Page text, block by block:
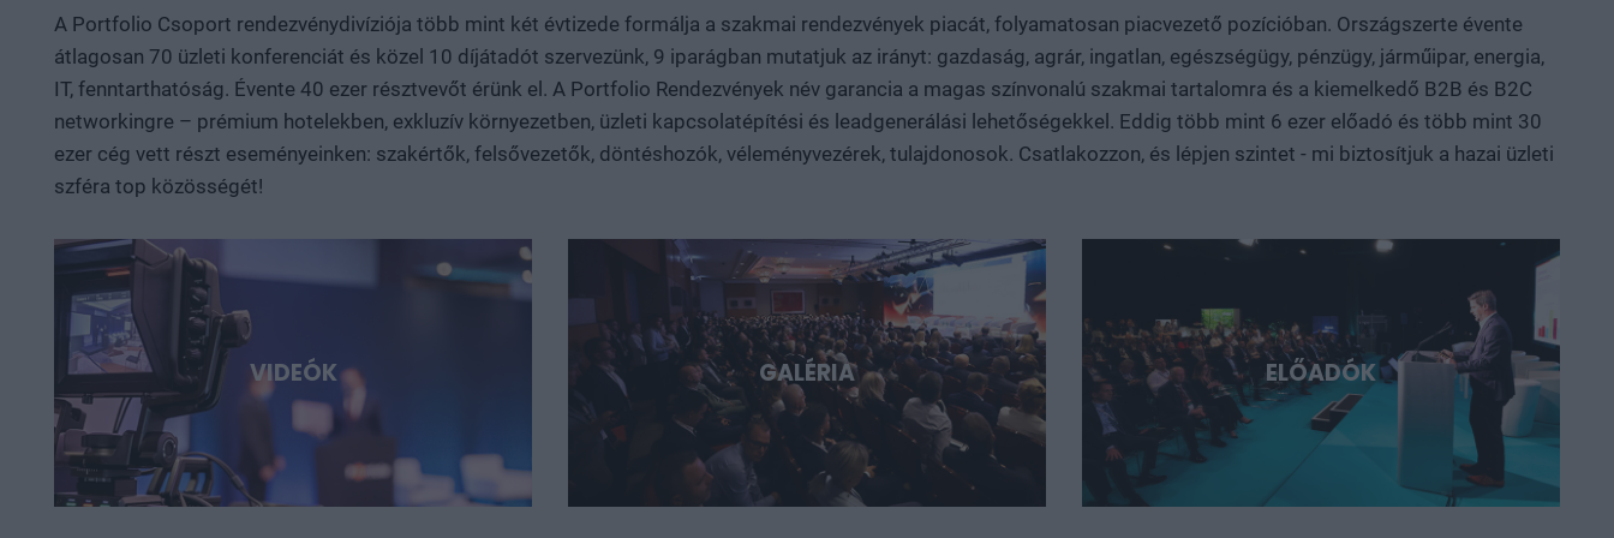
robotikáról, a biotech- és medtech-megoldásokról, az energiatárolásról, az új anyagokról, valamint az űripari, védelmi
és dual-use fejlesztésekről. Konkrét esettanulmányokon keresztül mutatjuk meg, hol körvonalazódnak a következő
nagy technológiai lehetőségek, és milyen szerepet vállalhat bennük Magyarország és a régió. Deep Tech 2026.
Döntéshozói fórum azoknak, akik időben akarnak bekapcsolódni, a következő évtizedek legfontosabb technológiai
sztorijaiba.
A Portfolio Csoport rendezvénydivíziója több mint két évtizede formálja a szakmai rendezvények piacát, folyamatosan piacvezető pozícióban. Országszerte évente
átlagosan 70 üzleti konferenciát és közel 10 díjátadót szervezünk, 9 iparágban mutatjuk az irányt: gazdaság, agrár, ingatlan, egészségügy, pénzügy, járműipar, energia,
IT, fenntarthatóság. Évente 40 ezer résztvevőt érünk el. A Portfolio Rendezvények név garancia a magas színvonalú szakmai tartalomra és a kiemelkedő B2B és B2C
networkingre – prémium hotelekben, exkluzív környezetben, üzleti kapcsolatépítési és leadgenerálási lehetőségekkel. Eddig több mint 6 ezer előadó és több mint 30
ezer cég vett részt eseményeinken: szakértők, felsővezetők, döntéshozók, véleményvezérek, tulajdonosok. Csatlakozzon, és lépjen szintet - mi biztosítjuk a hazai üzleti
szféra top közösségét!
VIDEÓK GALÉRIA ELŐADÓK